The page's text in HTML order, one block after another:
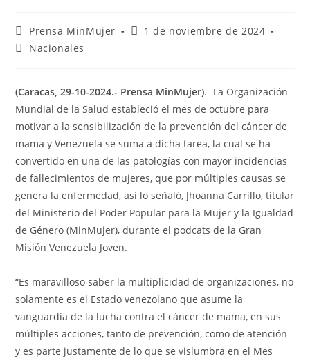
Prensa MinMujer
1 de noviembre de 2024
Nacionales
(Caracas, 29-10-2024.- Prensa MinMujer).- La Organización
Mundial de la Salud estableció el mes de octubre para
motivar a la sensibilización de la prevención del cáncer de
mama y Venezuela se suma a dicha tarea, la cual se ha
convertido en una de las patologías con mayor incidencias
de fallecimientos de mujeres, que por múltiples causas se
genera la enfermedad, así lo señaló, Jhoanna Carrillo, titular
del Ministerio del Poder Popular para la Mujer y la Igualdad
de Género (MinMujer), durante el podcats de la Gran
Misión Venezuela Joven.
“Es maravilloso saber la multiplicidad de organizaciones, no
solamente es el Estado venezolano que asume la
vanguardia de la lucha contra el cáncer de mama, en sus
múltiples acciones, tanto de prevención, como de atención
y es parte justamente de lo que se vislumbra en el Mes